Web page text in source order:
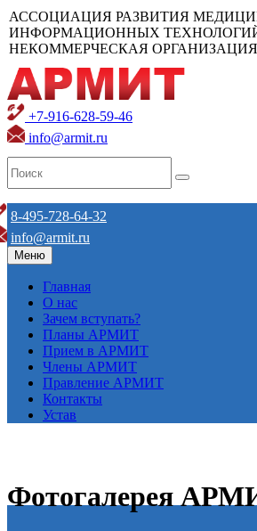
АССОЦИАЦИЯ РАЗВИТИЯ
ИНФОРМАЦИОННЫХ
НЕКОММЕРЧЕСКАЯ ОРГАНИЗАЦИЯ
+7-916-628-59-46
info@armit.ru
8-495-728-64-32
info@armit.ru
Меню
Главная
О нас
Зачем вступать?
Планы АРМИТ
Прием в АРМИТ
Члены АРМИТ
Правление АРМИТ
Контакты
Устав
Фотогалерея